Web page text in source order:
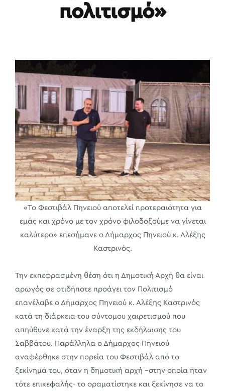
πολιτισμό»
«Το Φεστιβάλ Πηνειού αποτελεί προτεραιότητα για
εμάς και χρόνο με τον χρόνο φιλοδοξούμε να γίνεται
καλύτερο» επεσήμανε ο Δήμαρχος Πηνειού κ. Αλέξης
Καστρινός.
Την εκπεφρασμένη θέση ότι η Δημοτική Αρχή θα είναι
αρωγός σε οτιδήποτε προάγει τον Πολιτισμό
επανέλαβε ο Δήμαρχος Πηνειού κ. Αλέξης Καστρινός
κατά τη διάρκεια του σύντομου χαιρετισμού που
απηύθυνε κατά την έναρξη της εκδήλωσης του
Σαββάτου. Παράλληλα ο Δήμαρχος Πηνειού
αναφέρθηκε στην πορεία του Φεστιβάλ από το
ξεκίνημά του, όταν η δημοτική αρχή –στην οποία ήταν
τότε επικεφαλής- το οραματίστηκε και ξεκίνησε να το